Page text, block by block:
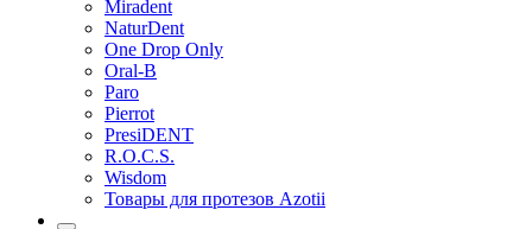
Miradent
NaturDent
One Drop Only
Oral-B
Paro
Pierrot
PresiDENT
R.O.C.S.
Wisdom
Товары для протезов Azotii